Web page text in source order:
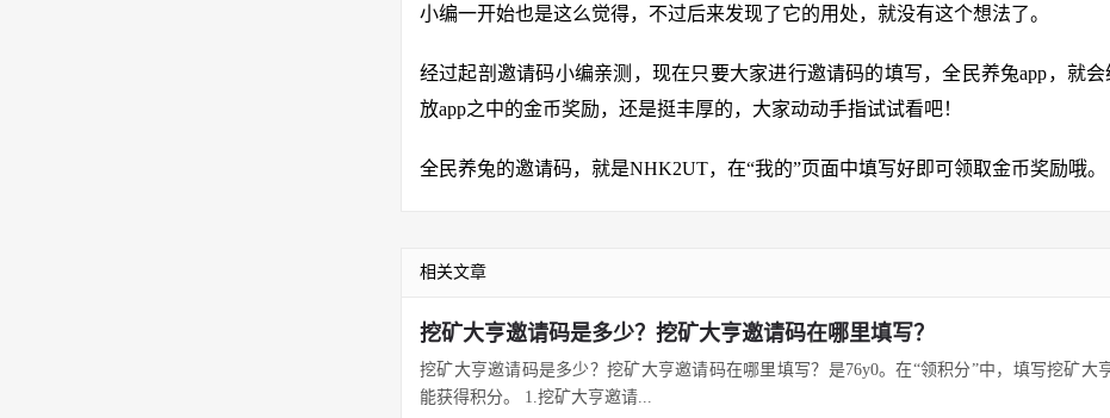
小编一开始也是这么觉得，不过后来发现了它的用处，就没有这个想法了。
经过起剖邀请码小编亲测，现在只要大家进行邀请码的填写，全民养兔app，就会
放app之中的金币奖励，还是挺丰厚的，大家动动手指试试看吧！
全民养兔的邀请码，就是NHK2UT，在“我的”页面中填写好即可领取金币奖励哦。
相关文章
挖矿大亨邀请码是多少？挖矿大亨邀请码在哪里填写？
挖矿大亨邀请码是多少？挖矿大亨邀请码在哪里填写？是76y0。在“领积分”中，填写挖矿大
能获得积分。 1.挖矿大亨邀请...